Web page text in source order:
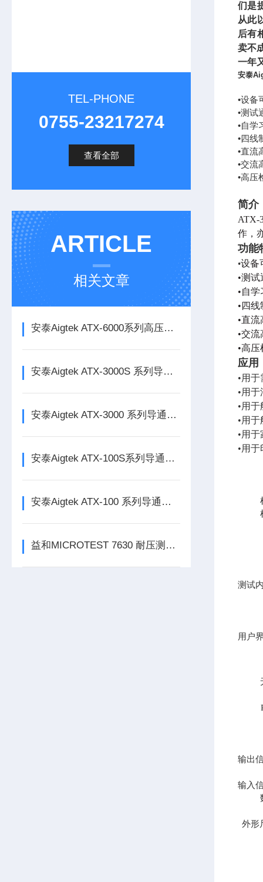
TEL-PHONE
0755-23217274
查看全部
ARTICLE
相关文章
安泰Aigtek ATX-6000系列高压线束测试仪
安泰Aigtek ATX-3000S 系列导通线束测试仪
安泰Aigtek ATX-3000 系列导通线束测试仪
安泰Aigtek ATX-100S系列导通线束测试仪
安泰Aigtek ATX-100 系列导通线束测试仪
益和MICROTEST 7630 耐压测试仪
们是
从此
后有
卖不
一年
安泰
•设备
•测试
•自学
•四线
•直流
•交流
•高压
简介
ATX-
作，
功能
•设备
•测
•自
•四
•直
•交
•高
应用
•用
•用
•用
•用
•用
•用
测试
用户
输出
输入
外形